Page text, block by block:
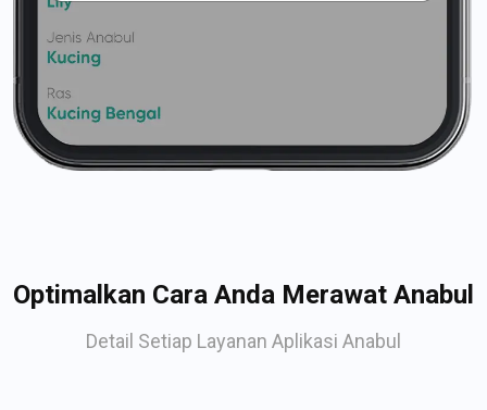
Optimalkan Cara Anda Merawat Anabul
Detail Setiap Layanan Aplikasi Anabul